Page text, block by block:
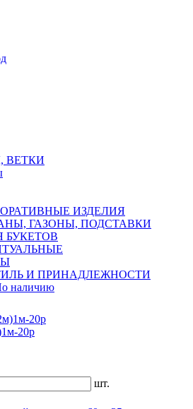
ВЕТКИ
ИЗДЕЛИЯ
ГАЗОНЫ, ПОДСТАВКИ
БУКЕТОВ
И ПРИНАДЛЕЖНОСТИ
наличию
20р
шт.